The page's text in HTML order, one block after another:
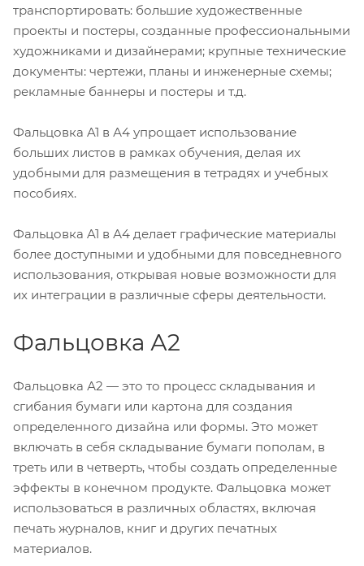
транспортировать: большие художественные
проекты и постеры, созданные профессиональными
художниками и дизайнерами; крупные технические
документы: чертежи, планы и инженерные схемы;
рекламные баннеры и постеры и т.д.
Фальцовка A1 в А4 упрощает использование
больших листов в рамках обучения, делая их
удобными для размещения в тетрадях и учебных
пособиях.
Фальцовка A1 в А4 делает графические материалы
более доступными и удобными для повседневного
использования, открывая новые возможности для
их интеграции в различные сферы деятельности.
Фальцовка А2
Фальцовка А2 — это то процесс складывания и
сгибания бумаги или картона для создания
определенного дизайна или формы. Это может
включать в себя складывание бумаги пополам, в
треть или в четверть, чтобы создать определенные
эффекты в конечном продукте. Фальцовка может
использоваться в различных областях, включая
печать журналов, книг и других печатных
материалов.